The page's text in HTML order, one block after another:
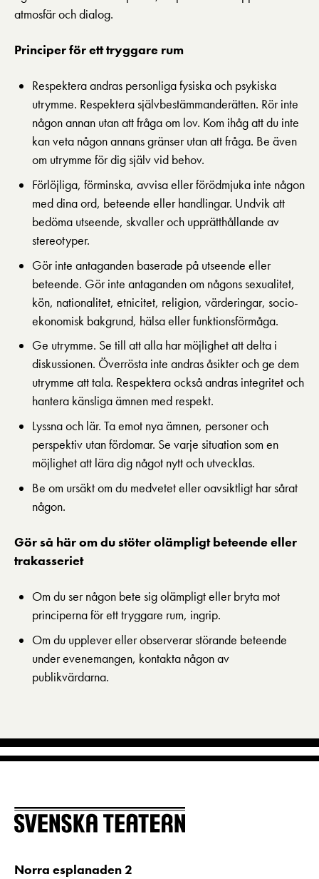
atmosfär och dialog.
Principer för ett tryggare rum
Respektera andras personliga fysiska och psykiska
utrymme. Respektera själv­bestämmanderätten. Rör inte
någon annan utan att fråga om lov. Kom ihåg att du inte
kan veta någon annans gränser utan att fråga. Be även
om utrymme för dig själv vid behov.
Förlöjliga, förminska, avvisa eller förödmjuka inte någon
med dina ord, beteende eller handlingar. Undvik att
bedöma utseende, skvaller och upprätthållande av
stereotyper.
Gör inte antaganden baserade på utseende eller
beteende. Gör inte antaganden om någons sexualitet,
kön, nationalitet, etnicitet, religion, värderingar, socio­
ekonomisk bakgrund, hälsa eller funktionsförmåga.
Ge utrymme. Se till att alla har möjlighet att delta i
diskussionen. Överrösta inte andras åsikter och ge dem
utrymme att tala. Respektera också andras integritet och
hantera känsliga ämnen med respekt.
Lyssna och lär. Ta emot nya ämnen, personer och
perspektiv utan fördomar. Se varje situation som en
möjlighet att lära dig något nytt och utvecklas.
Be om ursäkt om du medvetet eller oavsiktligt har sårat
någon.
Gör så här om du stöter olämpligt beteende eller
trakasseriet
Om du ser någon bete sig olämpligt eller bryta mot
principerna för ett tryggare rum, ingrip.
Om du upplever eller observerar störande beteende
under evenemangen, kontakta någon av
publikvärdarna.
Norra esplanaden 2